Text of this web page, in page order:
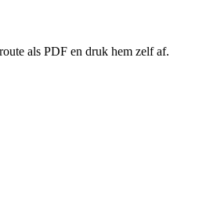
als PDF en druk hem zelf af.